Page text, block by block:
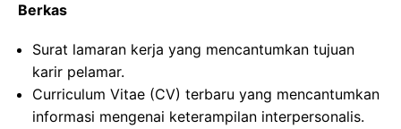
Berkas
Surat lamaran kerja yang mencantumkan tujuan
karir pelamar.
Curriculum Vitae (CV) terbaru yang mencantumkan
informasi mengenai keterampilan interpersonalis.